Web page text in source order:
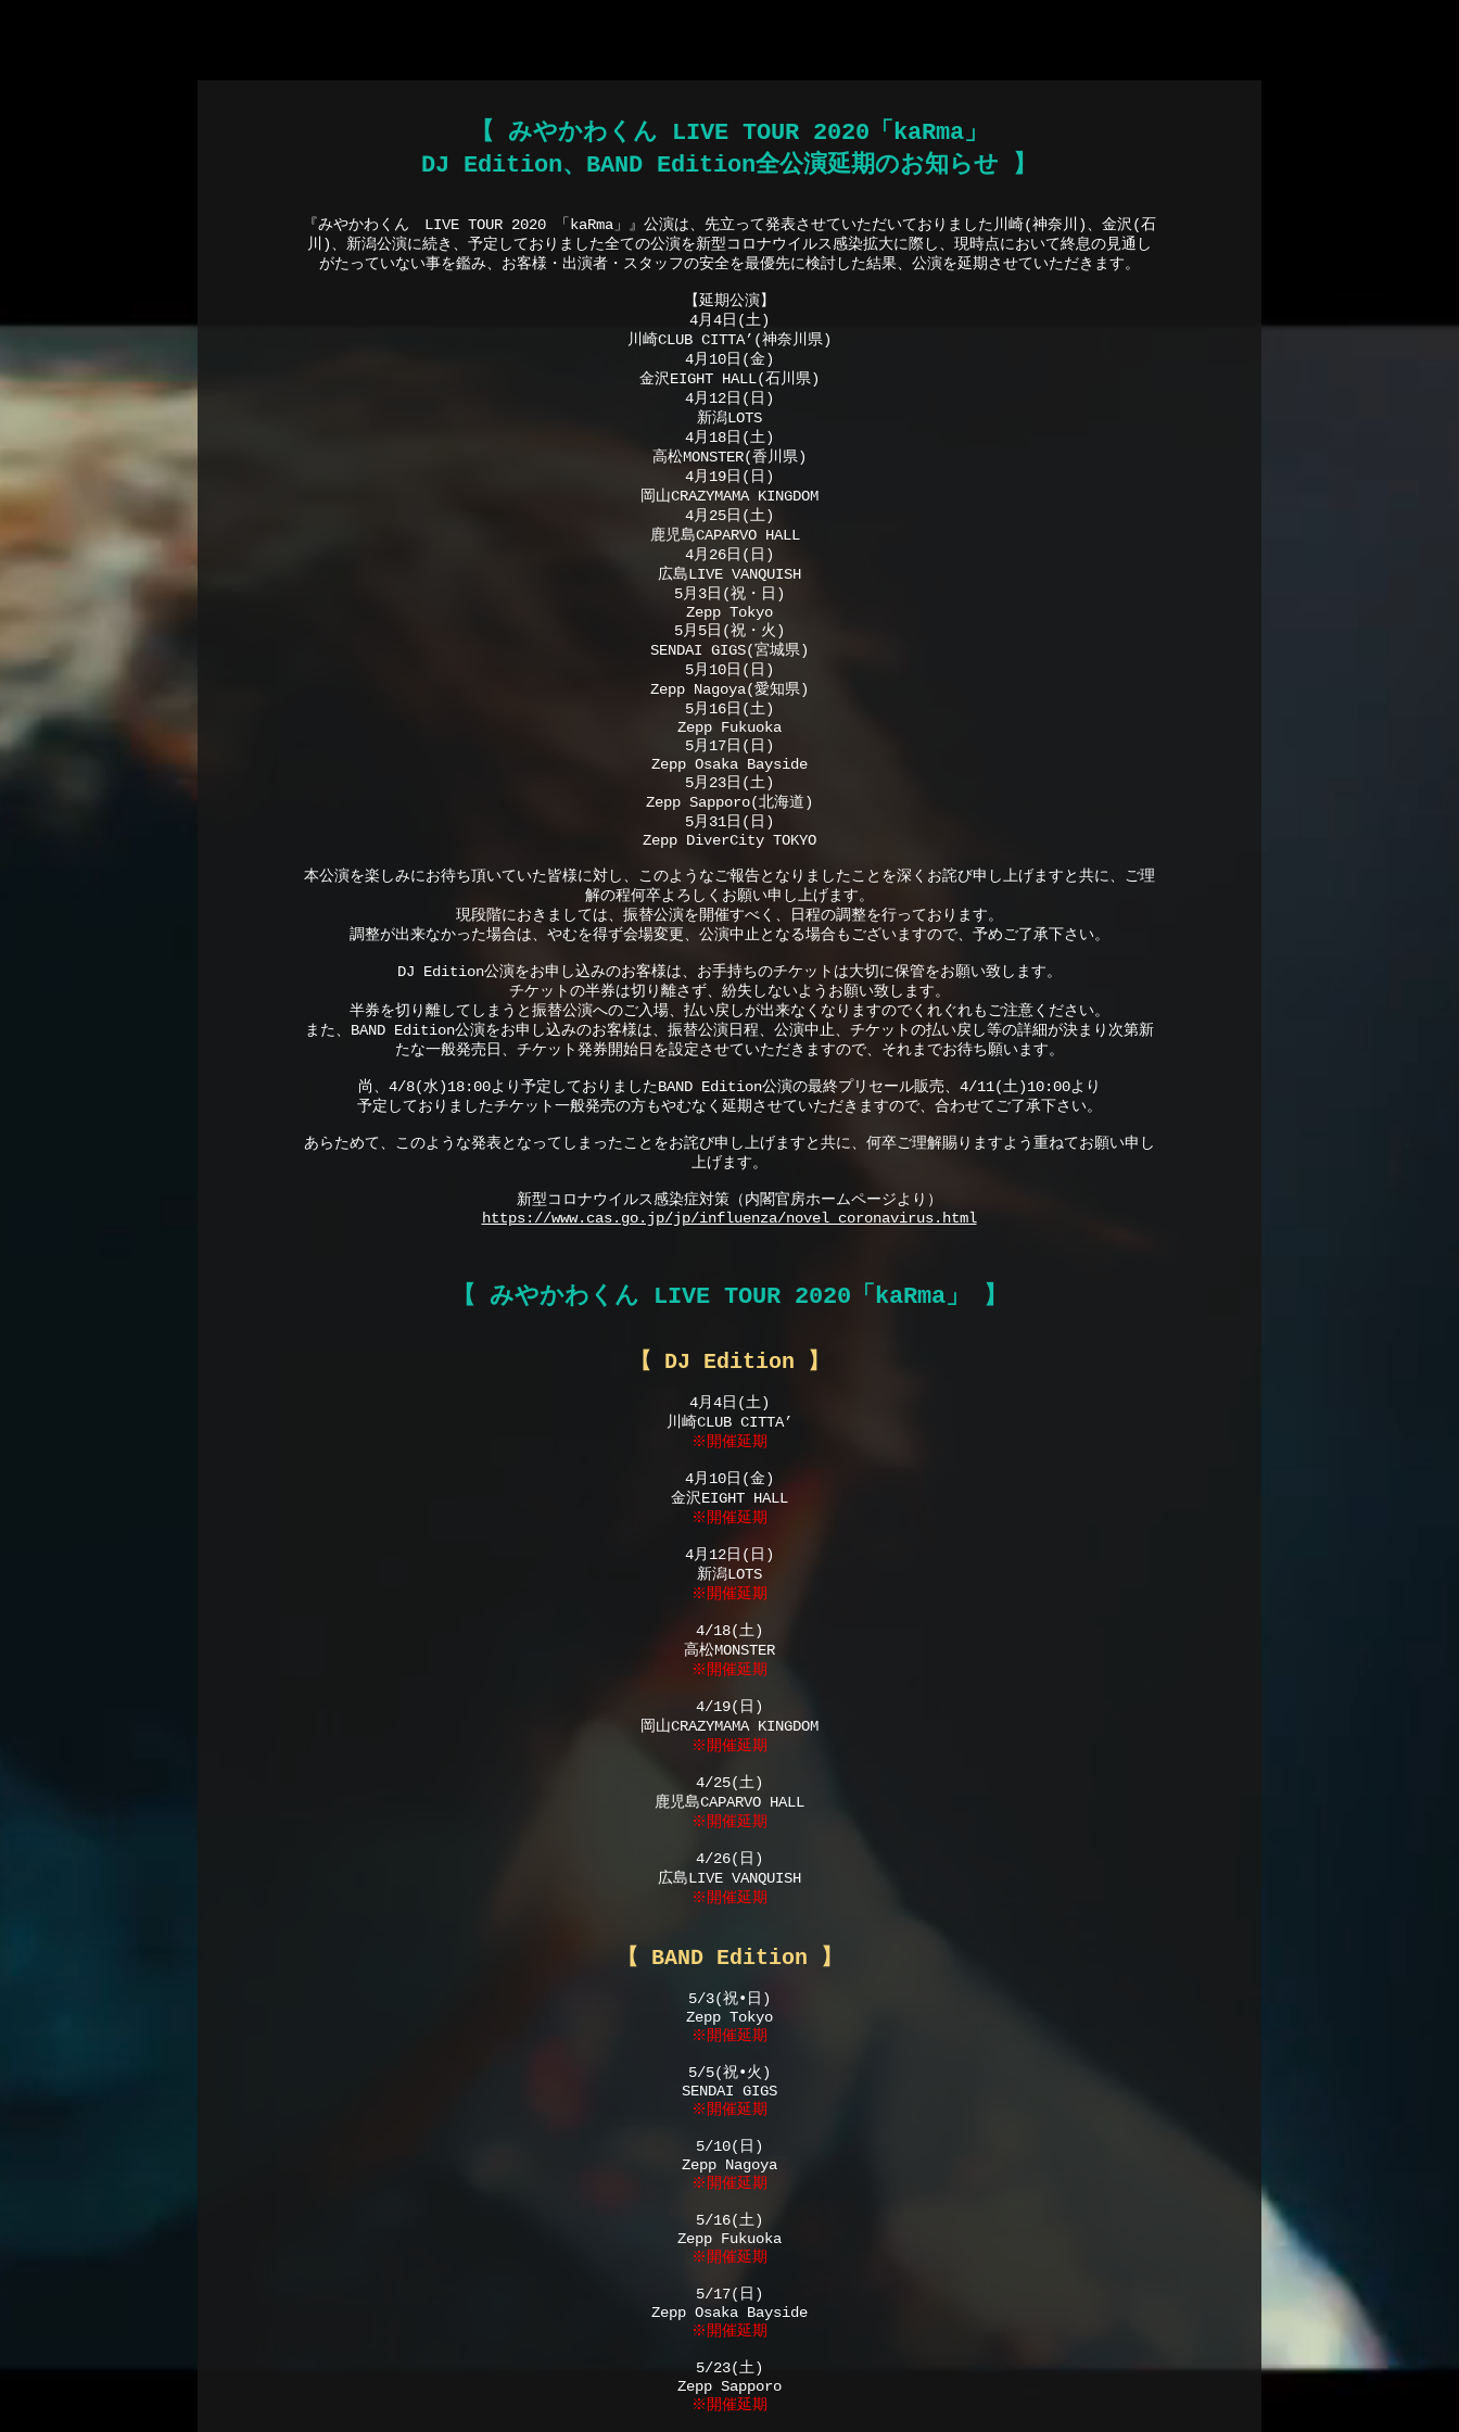
【 みやかわくん LIVE TOUR 2020「kaRma」
DJ Edition、BAND Edition全公演延期のお知らせ 】
『みやかわくん LIVE TOUR 2020 「kaRma」』公演は、先立って発表させていただいておりました川崎(神奈川)、金沢(石
川)、新潟公演に続き、予定しておりました全ての公演を新型コロナウイルス感染拡大に際し、現時点において終息の見通し
がたっていない事を鑑み、お客様・出演者・スタッフの安全を最優先に検討した結果、公演を延期させていただきます。
【延期公演】
4月4日(土)
川崎CLUB CITTA’(神奈川県)
4月10日(金)
金沢EIGHT HALL(石川県)
4月12日(日)
新潟LOTS
4月18日(土)
高松MONSTER(香川県)
4月19日(日)
岡山CRAZYMAMA KINGDOM
4月25日(土)
鹿児島CAPARVO HALL
4月26日(日)
広島LIVE VANQUISH
5月3日(祝・日)
Zepp Tokyo
5月5日(祝・火)
SENDAI GIGS(宮城県)
5月10日(日)
Zepp Nagoya(愛知県)
5月16日(土)
Zepp Fukuoka
5月17日(日)
Zepp Osaka Bayside
5月23日(土)
Zepp Sapporo(北海道)
5月31日(日)
Zepp DiverCity TOKYO
本公演を楽しみにお待ち頂いていた皆様に対し、このようなご報告となりましたことを深くお詫び申し上げますと共に、ご理
解の程何卒よろしくお願い申し上げます。
現段階におきましては、振替公演を開催すべく、日程の調整を行っております。
調整が出来なかった場合は、やむを得ず会場変更、公演中止となる場合もございますので、予めご了承下さい。
DJ Edition公演をお申し込みのお客様は、お手持ちのチケットは大切に保管をお願い致します。
チケットの半券は切り離さず、紛失しないようお願い致します。
半券を切り離してしまうと振替公演へのご入場、払い戻しが出来なくなりますのでくれぐれもご注意ください。
また、BAND Edition公演をお申し込みのお客様は、振替公演日程、公演中止、チケットの払い戻し等の詳細が決まり次第新
たな一般発売日、チケット発券開始日を設定させていただきますので、それまでお待ち願います。
尚、4/8(水)18:00より予定しておりましたBAND Edition公演の最終プリセール販売、4/11(土)10:00より
予定しておりましたチケット一般発売の方もやむなく延期させていただきますので、合わせてご了承下さい。
あらためて、このような発表となってしまったことをお詫び申し上げますと共に、何卒ご理解賜りますよう重ねてお願い申し
上げます。
新型コロナウイルス感染症対策（内閣官房ホームページより）
https://www.cas.go.jp/jp/influenza/novel_coronavirus.html
【 みやかわくん LIVE TOUR 2020「kaRma」 】
【 DJ Edition 】
4月4日(土)
川崎CLUB CITTA’
※開催延期
4月10日(金)
金沢EIGHT HALL
※開催延期
4月12日(日)
新潟LOTS
​※開催延期
4/18(土)
高松MONSTER
※開催延期
4/19(日)
岡山CRAZYMAMA KINGDOM
※開催延期
4/25(土)
鹿児島CAPARVO HALL
※開催延期
4/26(日)
広島LIVE VANQUISH
※開催延期
【 BAND Edition 】
5/3(祝•日)
Zepp Tokyo
※開催延期
5/5(祝•火)
SENDAI GIGS
※開催延期
5/10(日)
Zepp Nagoya
※開催延期
5/16(土)
Zepp Fukuoka
※開催延期
5/17(日)
Zepp Osaka Bayside
※開催延期
5/23(土)
Zepp Sapporo
※開催延期